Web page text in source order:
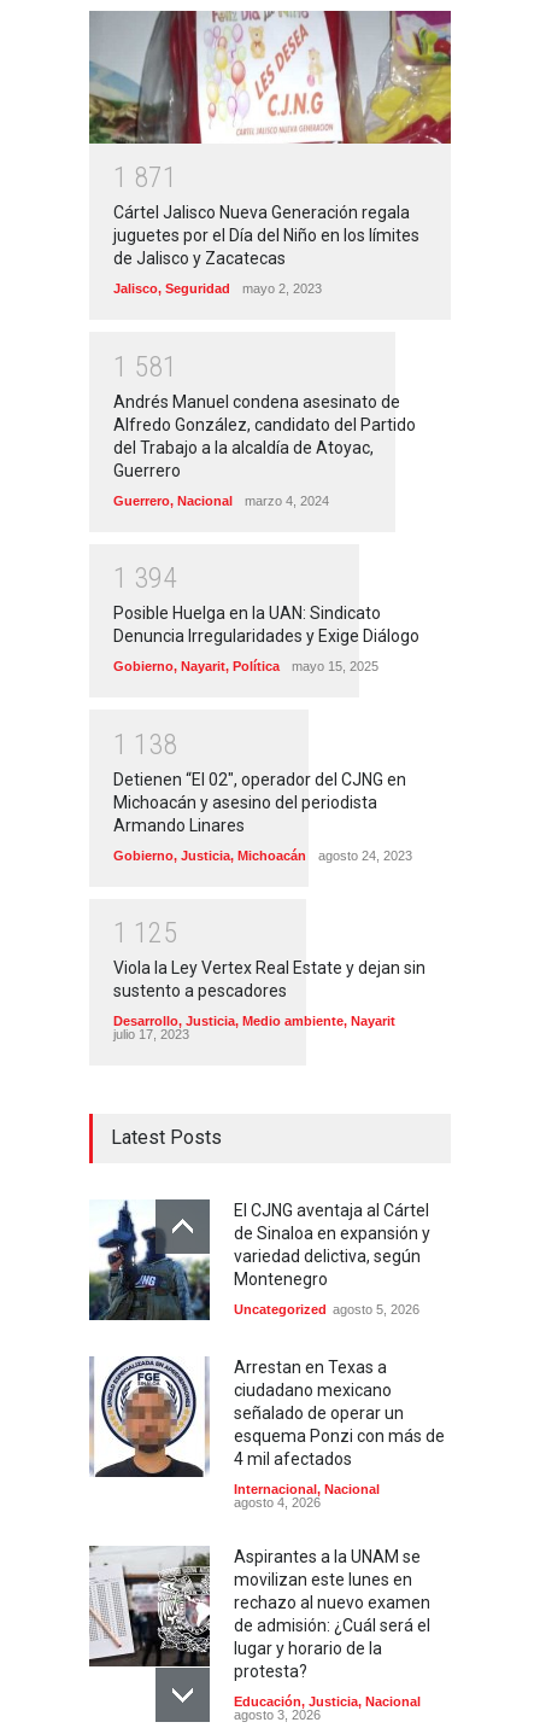
1 871
Cártel Jalisco Nueva Generación regala
juguetes por el Día del Niño en los límites
de Jalisco y Zacatecas
Jalisco, Seguridad mayo 2, 2023
1 581
Andrés Manuel condena asesinato de
Alfredo González, candidato del Partido
del Trabajo a la alcaldía de Atoyac,
Guerrero
Guerrero, Nacional marzo 4, 2024
1 394
Posible Huelga en la UAN: Sindicato
Denuncia Irregularidades y Exige Diálogo
Gobierno, Nayarit, Política mayo 15, 2025
1 1 38
Detienen “El 02″, operador del CJNG en
Michoacán y asesino del periodista
Armando Linares
Gobierno, Justicia, Michoacán agosto 24, 2023
1 1 25
Viola la Ley Vertex Real Estate y dejan sin
sustento a pescadores
Desarrollo, Justicia, Medio ambiente, Nayarit
julio 17, 2023
Latest Posts
El CJNG aventaja al Cártel
de Sinaloa en expansión y
variedad delictiva, según
Montenegro
Uncategorized agosto 5, 2026
Arrestan en Texas a
ciudadano mexicano
señalado de operar un
esquema Ponzi con más de
4 mil afectados
Internacional, Nacional
agosto 4, 2026
Aspirantes a la UNAM se
movilizan este lunes en
rechazo al nuevo examen
de admisión: ¿Cuál será el
lugar y horario de la
protesta?
Educación, Justicia, Nacional
agosto 3, 2026